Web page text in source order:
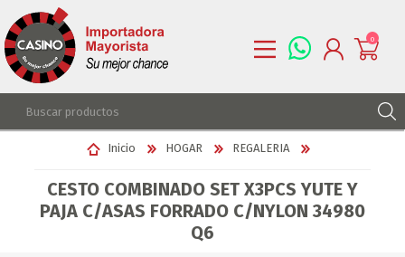
REGISTRARSE
LISTA DE DESEOS
0
Inicio HOGAR REGALERIA
CESTO COMBINADO SET X3PCS YUTE Y
PAJA C/ASAS FORRADO C/NYLON 34980
Q6